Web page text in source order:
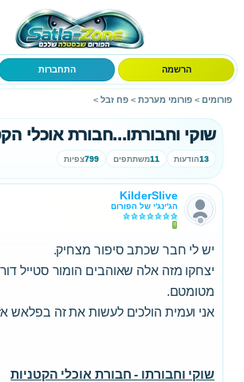
הרשמה התחברות
פורומים > פורומי מערכת > פח זבל >
שוקי וחבורתו...חבורת אוכלי
13הודעות 11משתתפים 799צפיות
KilderSlive
הג'ינג'י של הפורום
יש לי חבר שכתב סיפור מצחיק.
יצחקו מזה אלה שאוהבים הומור סטייל
מטומטם.
אני ועמית הולכים לעשות את זה בפלאש
שוקי וחבורתו - חבורת אוכלי הקטניות